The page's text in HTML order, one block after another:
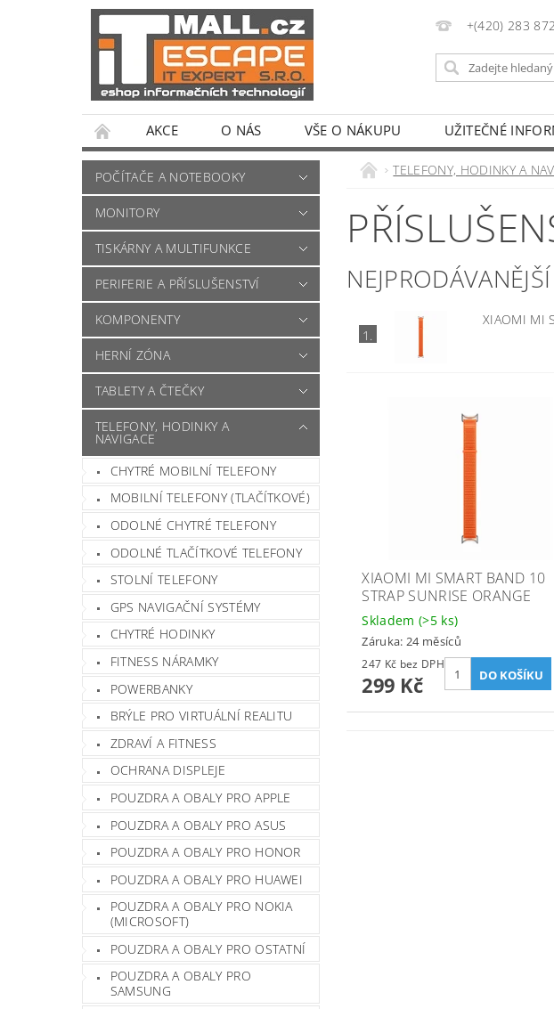
+(420) 283
AKCE O NÁS VŠE O NÁKUPU UŽITEČNÉ
POČÍTAČE A NOTEBOOKY
MONITORY
TISKÁRNY A MULTIFUNKCE
PERIFERIE A PŘÍSLUŠENSTVÍ
KOMPONENTY
HERNÍ ZÓNA
TABLETY A ČTEČKY
TELEFONY, HODINKY A
NAVIGACE
CHYTRÉ MOBILNÍ TELEFONY
MOBILNÍ TELEFONY (TLAČÍTKOVÉ)
ODOLNÉ CHYTRÉ TELEFONY
ODOLNÉ TLAČÍTKOVÉ TELEFONY
STOLNÍ TELEFONY
GPS NAVIGAČNÍ SYSTÉMY
CHYTRÉ HODINKY
FITNESS NÁRAMKY
POWERBANKY
BRÝLE PRO VIRTUÁLNÍ REALITU
ZDRAVÍ A FITNESS
OCHRANA DISPLEJE
POUZDRA A OBALY PRO APPLE
POUZDRA A OBALY PRO ASUS
POUZDRA A OBALY PRO HONOR
POUZDRA A OBALY PRO HUAWEI
POUZDRA A OBALY PRO NOKIA
(MICROSOFT)
POUZDRA A OBALY PRO OSTATNÍ
POUZDRA A OBALY PRO
SAMSUNG
TELEFONY, HODINKY A
NEJPRODÁVANĚJŠÍ
1.
XIAOMI MI
XIAOMI MI SMART BAND 10
STRAP SUNRISE ORANGE
Skladem (>5 ks)
Záruka: 24 měsíců
247 Kč bez DPH
299 Kč